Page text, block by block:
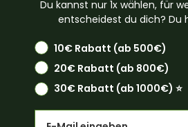
Du kannst nur 1x wählen, für
entscheidest du dich? Du
10€ Rabatt (ab 500€)
20€ Rabatt (ab 800€)
30€ Rabatt (ab 1000€) ⭐️